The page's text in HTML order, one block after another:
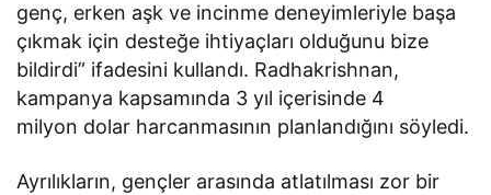
genç, erken aşk ve incinme deneyimleriyle başa
çıkmak için desteğe ihtiyaçları olduğunu bize
bildirdi” ifadesini kullandı. Radhakrishnan,
kampanya kapsamında 3 yıl içerisinde 4
milyon dolar harcanmasının planlandığını söyledi.
Ayrılıkların, gençler arasında atlatılması zor bir